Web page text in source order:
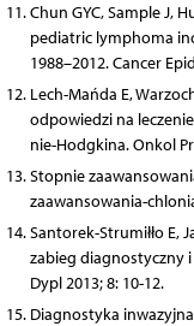
Chun GYC, Sample J,
pediatric lymphoma
1988–2012. Cancer
Lech-Mańda E,
odpowiedzi na
nie-Hodgkina. Onkol
Stopnie
zaawansowania-
Santorek-Strumiłło E,
zabieg diagnostyczny
Dypl 2013; 8: 10-12.
Diagnostyka